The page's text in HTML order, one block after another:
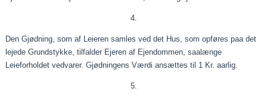
4.
DenGjødning , som af Leieren samles ved det Hus, som opførespaa det
lejede Grundstykke, tilfalder Ejeren af Ejendommen,saalænge
Leieforholdet vedvarer.Gjødningens Værdi ansættes til 1 Kr.aarlig
5.